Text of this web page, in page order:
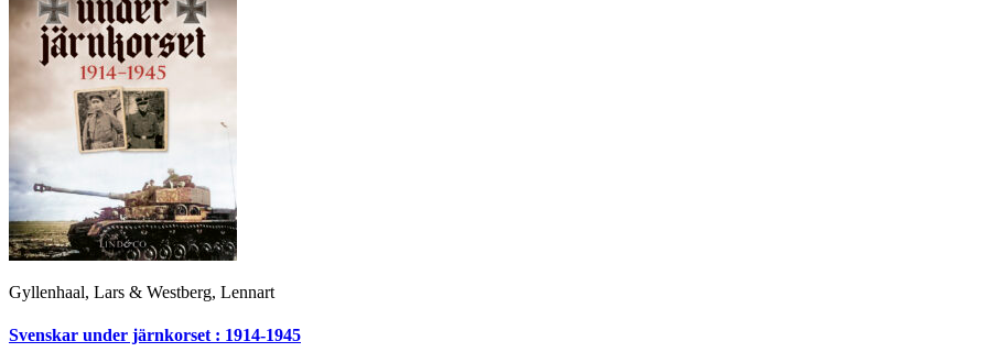
Gyllenhaal, Lars & Westberg, Lennart
Svenskar under järnkorset : 1914-1945